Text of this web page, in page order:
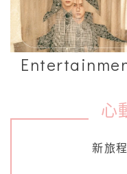
心
新旅